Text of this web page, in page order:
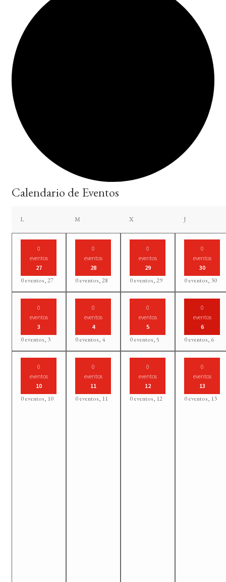
Calendario de Eventos
Llunes Mmartes Xmiércoles Jjueves
0
eventos
27
0 eventos,27
0
eventos
28
0 eventos,28
0
eventos
29
0 eventos,29
0
eventos
30
0 eventos, 30
0
eventos
3
0 eventos, 3
0
eventos
4
0 eventos, 4
0
eventos
5
0 eventos,5
0
eventos
6
0 eventos, 6
0
eventos
10
0 eventos, 10
0
eventos
11
0 eventos, 11
0
eventos
12
0 eventos, 12
0
eventos
13
0 eventos, 13